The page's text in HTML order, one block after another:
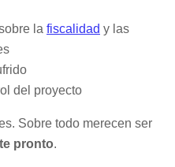
la fiscalidad y las
del proyecto
Sobre todo merecen ser
pronto.